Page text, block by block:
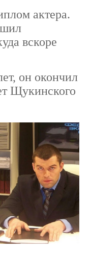
актера.
вскоре
он окончил
Щукинского